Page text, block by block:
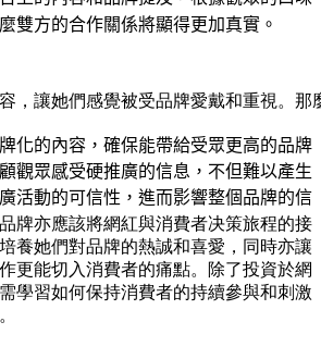
雙方的合作關係將顯得更加真實。
，讓她們感覺被受品牌愛戴和重視。
化的內容，確保能帶給受眾更高的品牌
觀眾感受硬推廣的信息，不但難以產生
活動的可信性，進而影響整個品牌的信
牌亦應該將網紅與消費者决策旅程的接
養她們對品牌的熱誠和喜愛，同時亦讓
更能切入消費者的痛點。除了投資於網
學習如何保持消費者的持續參與和刺激